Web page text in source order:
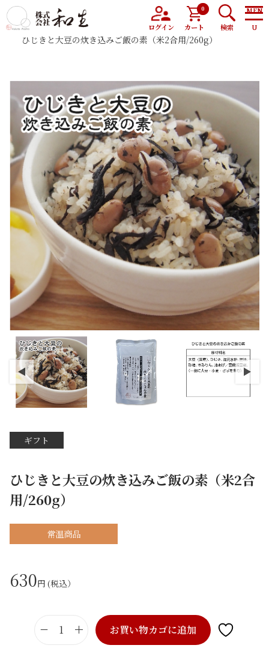
ログイン カート
0
検索
トップ
商品
ひじきと大豆の炊き込みご飯の素（米2合用/260g）
ギフト
ひじきと大豆の炊き込みご飯の素（米2合
用/260g）
常温商品
630円 (税込）
ひ
お買い物カゴに追加